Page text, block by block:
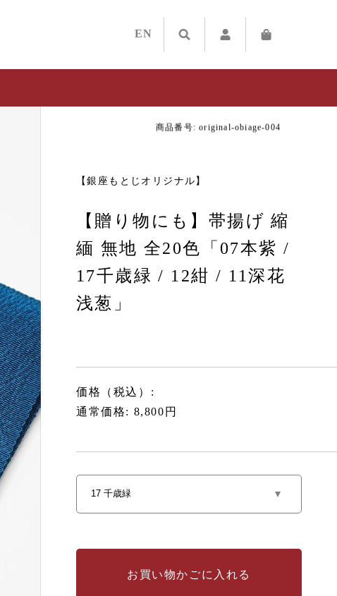
EN
商品番号: original-obiage-004
【銀座もとじオリジナル】
【贈り物にも】帯揚げ 縮
緬 無地 全20色「07本紫 /
17千歳緑 / 12紺 / 11深花
浅葱」
価格（税込）:
通常価格: 8,800円
お買い物かごに入れる